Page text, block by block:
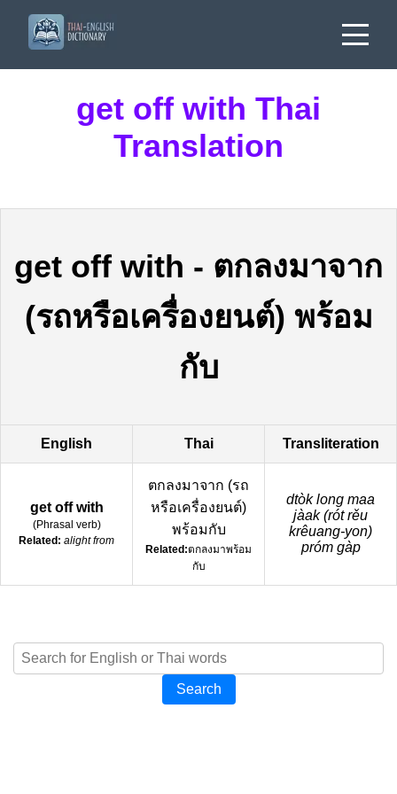
get off with Thai
Translation
get off with - ตกลงมาจาก
(รถหรือเครื่องยนต์) พร้อม
กับ
English Thai Transliteration
get off with
(Phrasal verb)
Related: alight from
ตกลงมาจาก (รถ
หรือเครื่องยนต์)
พร้อมกับ
Related:ตกลงมาพร้อม
กับ
dtòk long maa
jàak (rót rěu
krêuang-yon)
próm gàp
Search